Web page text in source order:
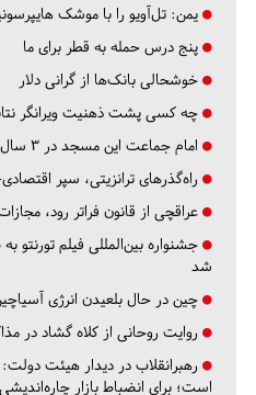
یمن: تل‌آویو را با موشک
پنج درس‌ حمله به قطر برای ما
خوشحالی بانک‌ها از گرانی دلار
چه کسی پشت ذهنیت ویرانگر
امام جماعت این مسجد در ۳ سال، نمازگزاران را ۴ برابر کرد
راه‌گذرهای ترانزیتی، سپر
عراقچی از قانون فراتر رود،
جشنواره بین‌المللی فیلم تورنتو
شد
چین در حال بلعیدن انرژی
روایت روحانی از کلاه گشاد در
رهبرانقلاب در دیدار هیئت
است؛ برای انضباط بازار